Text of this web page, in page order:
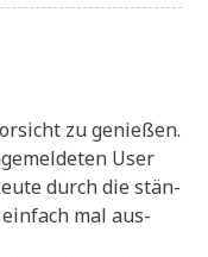
zu genie­ßen.
User
durch die stän­
mal aus­